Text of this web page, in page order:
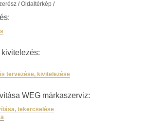
/Oldaltérkép /
kivitelezés:
tervezése, kivitelezése
WEG márkaszerviz:
tekercselése